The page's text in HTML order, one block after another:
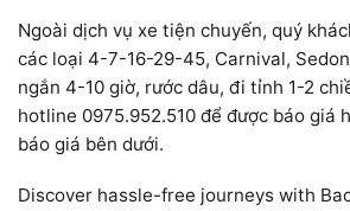
Ngoài dịch vụ xe tiện chuyến, quý
các loại 4-7-16-29-45, Carnival,
ngắn 4-10 giờ, rước dâu, đi tỉnh 1-2
hotline 0975.952.510 để được báo giá
báo giá bên dưới.
Discover hassle-free journeys with